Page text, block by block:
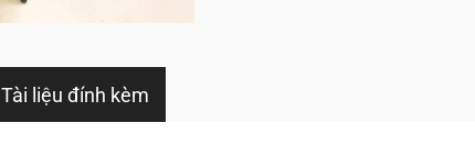
Tài liệu đính kèm